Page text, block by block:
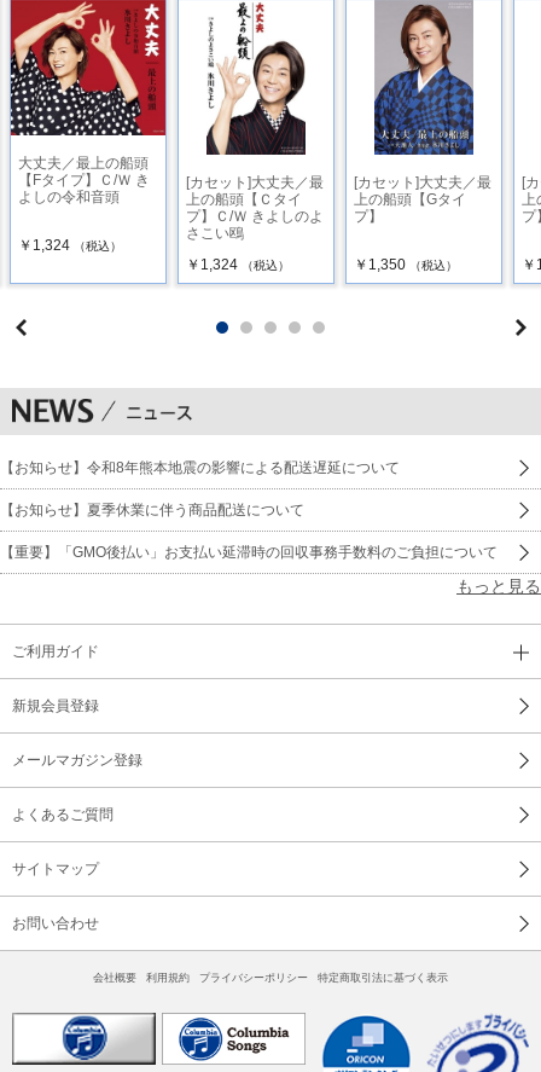
大丈夫／最上の船頭
【Fタイプ】Ｃ/Ｗ き
よしの令和音頭
￥1,324 （税込）
[カセット]大丈夫／最
上の船頭【Ｃタイ
プ】Ｃ/Ｗ きよしのよ
さこい鴎
￥1,324
（税込）
[カセット]大丈夫／最
上の船頭【Gタイ
プ】
￥1,350 （税込）
[
プ
【お知らせ】令和8年熊本地震の影響による配送遅延について
【お知らせ】夏季休業に伴う商品配送について
【重要】「GMO後払い」お支払い延滞時の回収事務手数料のご負担について
もっと見る
ご利用ガイド
新規会員登録
メールマガジン登録
よくあるご質問
サイトマップ
お問い合わせ
会社概要 利用規約 プライバシーポリシー 特定商取引法に基づく表示